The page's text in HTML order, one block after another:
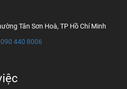
Tân Sơn Hoà, TP Hồ Chí Minh
090 440 8006